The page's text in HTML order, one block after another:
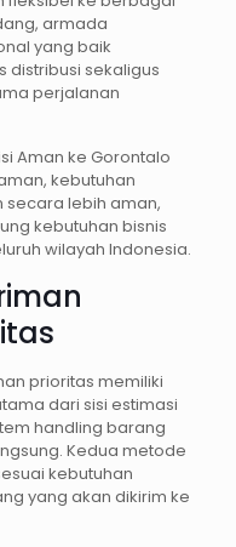
armada
yang baik
sekaligus
perjalanan
Aman ke Gorontalo
kebutuhan
secara lebih aman,
kebutuhan bisnis
wilayah Indonesia.
prioritas memiliki
dari sisi estimasi
handling barang
Kedua metode
kebutuhan
yang akan dikirim ke